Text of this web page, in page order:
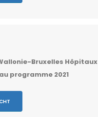
Bruxelles Hôpitaux
programme 2021